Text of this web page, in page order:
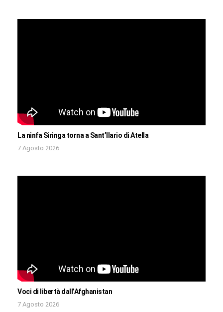
La ninfa Siringa torna a Sant’Ilario di Atella
7 Agosto 2026
Voci di libertà dall’Afghanistan
7 Agosto 2026